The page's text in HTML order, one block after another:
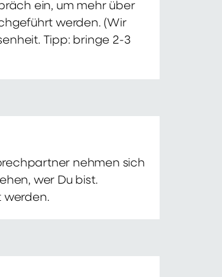
ein, um mehr über
werden. (Wir
Tipp: bringe 2-3
nehmen sich
wer Du bist.
werden.